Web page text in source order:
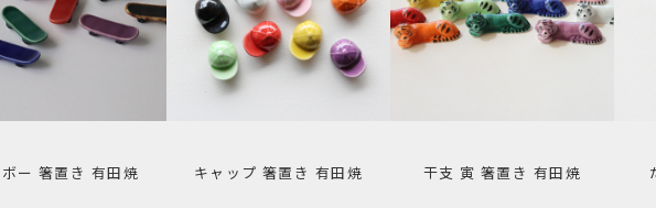
ー 箸置き 有田焼 キャップ 箸置き 有田焼 干支 寅 箸置き 有田焼